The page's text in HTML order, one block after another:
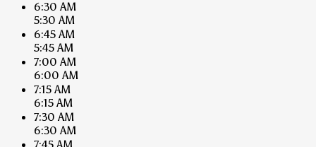
6:30 AM
5:30 AM
6:45 AM
5:45 AM
7:00 AM
6:00 AM
7:15 AM
6:15 AM
7:30 AM
6:30 AM
7:45 AM